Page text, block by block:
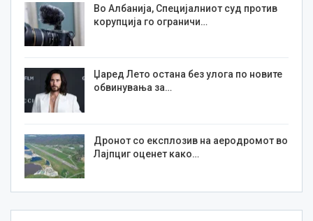
Во Албанија, Специјалниот суд против
корупција го ограничи…
Џаред Лето остана без улога по новите
обвинувања за…
Дронот со експлозив на аеродромот во
Лајпциг оценет како…